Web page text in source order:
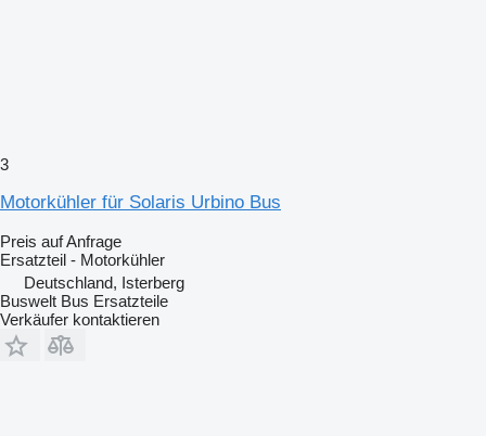
3
Motorkühler für Solaris Urbino Bus
Preis auf Anfrage
Ersatzteil - Motorkühler
Deutschland, Isterberg
Buswelt Bus Ersatzteile
Verkäufer kontaktieren